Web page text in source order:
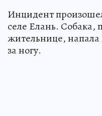
Инцидент
селе Елань.
жительнице, напала
за ногу.